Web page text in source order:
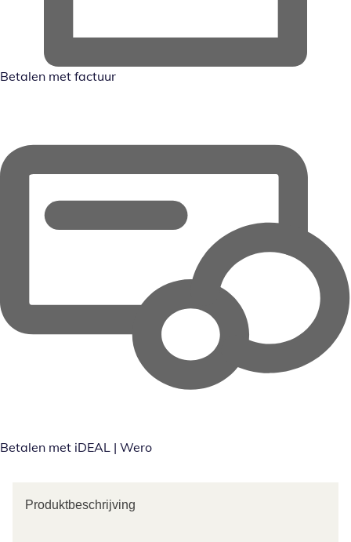
Betalen met factuur
Betalen met iDEAL | Wero
Produktbeschrijving